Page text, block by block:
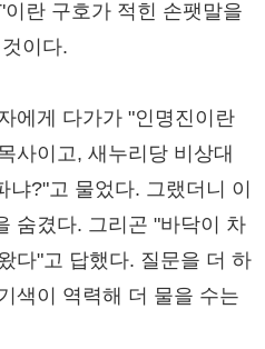
란 구호가 적힌 손팻말을
이다.
에게 다가가 "인명진이란
사이고, 새누리당 비상대
?"고 물었다. 그랬더니 이
숨겼다. 그리곤 "바닥이 차
다"고 답했다. 질문을 더 하
색이 역력해 더 물을 수는